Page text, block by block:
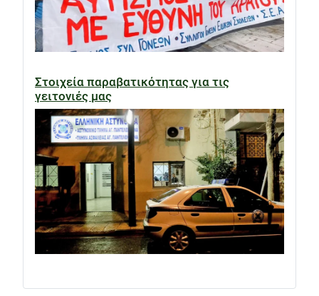
Στοιχεία παραβατικότητας για τις
γειτονιές μας